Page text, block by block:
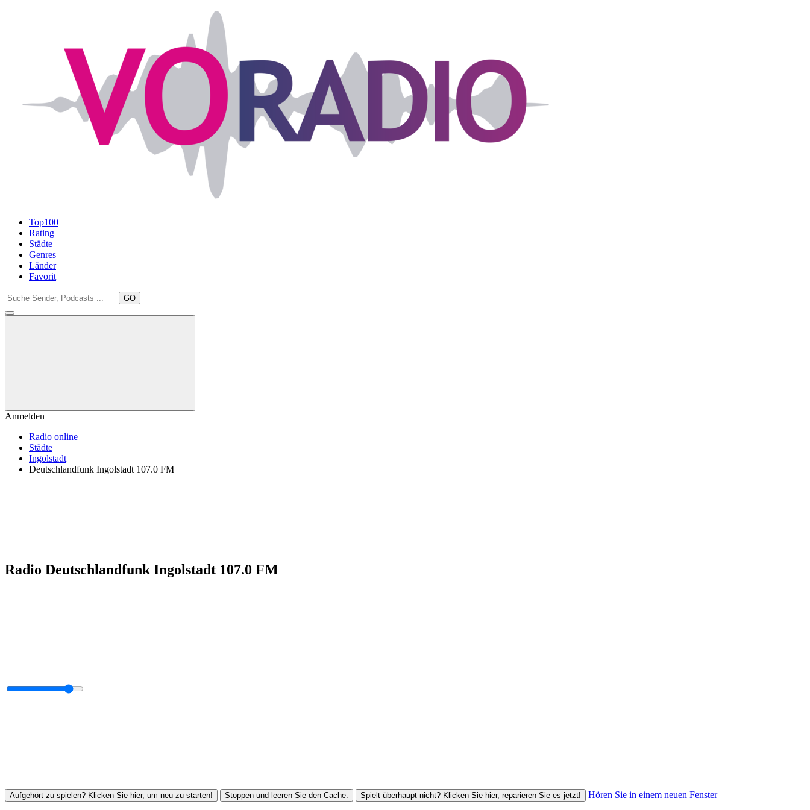
Top100
Rating
Städte
Genres
Länder
Favorit
GO
Anmelden
Radio online
Städte
Ingolstadt
Deutschlandfunk Ingolstadt 107.0 FM
Radio Deutschlandfunk Ingolstadt 107.0 FM
Aufgehört zu spielen? Klicken Sie hier, um neu zu starten! Stoppen und leeren Sie den Cache. Spielt überhaupt nicht? Klicken Sie hier, reparieren Sie es jetzt! Hören Sie in einem neuen Fenster